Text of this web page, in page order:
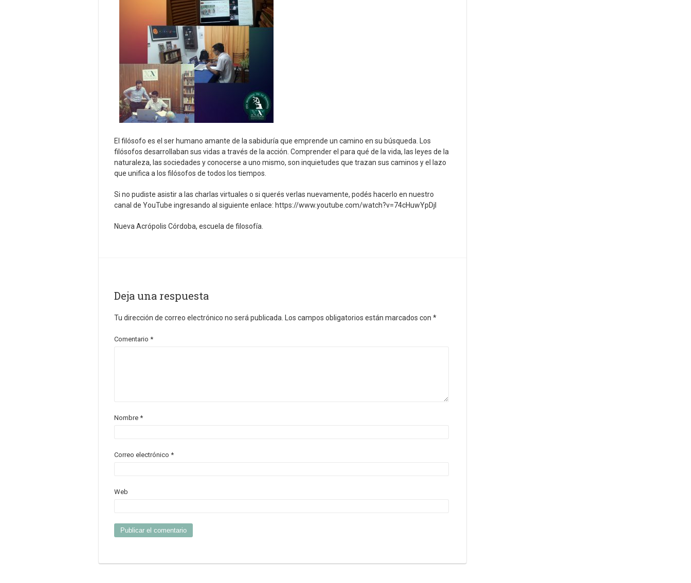
El filósofo es el ser humano amante de la sabiduría que emprende un camino en su búsqueda. Los
filósofos desarrollaban sus vidas a través de la acción. Comprender el para qué de la vida, las leyes de la
naturaleza, las sociedades y conocerse a uno mismo, son inquietudes que trazan sus caminos y el lazo
que unifica a los filósofos de todos los tiempos.
Si no pudiste asistir a las charlas virtuales o si querés verlas nuevamente, podés hacerlo en nuestro
canal de YouTube ingresando al siguiente enlace: https://www.youtube.com/watch?v=74cHuwYpDjI
Nueva Acrópolis Córdoba, escuela de filosofía.
Deja una respuesta
Tu dirección de correo electrónico no será publicada. Los campos obligatorios están marcados con *
Comentario *
Nombre *
Correo electrónico *
Web